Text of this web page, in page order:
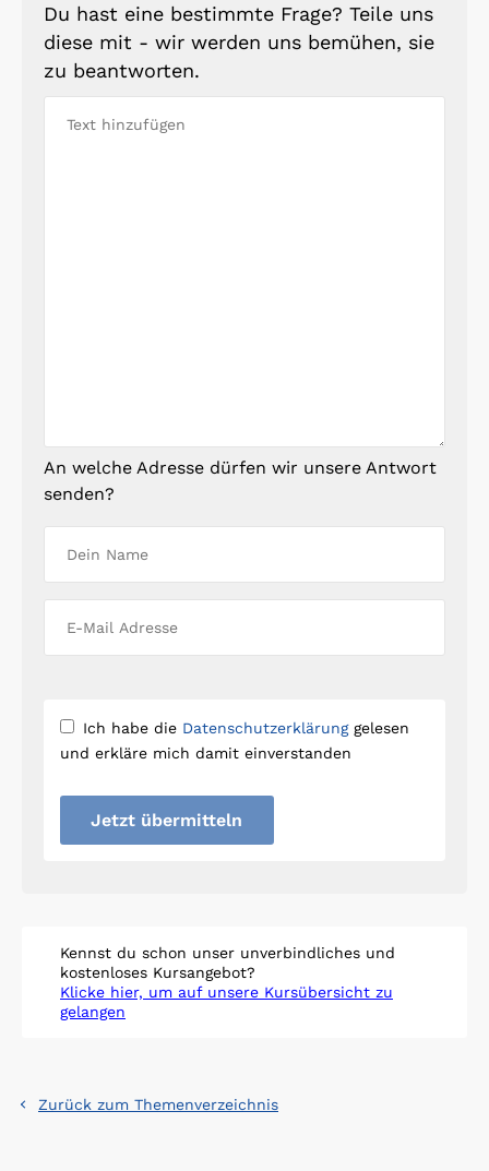
Du hast eine bestimmte Frage? Teile uns
diese mit - wir werden uns bemühen, sie
zu beantworten.
An welche Adresse dürfen wir unsere Antwort
senden?
Ich habe die Datenschutzerklärunggelesen
und erkläre mich damit einverstanden
Jetzt übermitteln
Kennst du schon unser unverbindliches und
kostenloses Kursangebot?
Klicke hier, um auf unsere Kursübersicht zu
gelangen
Zurück zum Themenverzeichnis